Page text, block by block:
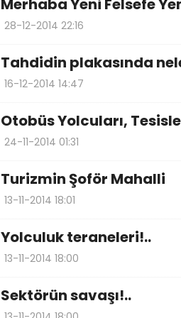
Merhaba Yeni Felsefe
28-12-2014 22:16
Tahdidin plakasında
16-12-2014 14:47
Otobüs Yolcuları,
24-11-2014 01:31
Turizmin Şoför Mahalli
13-11-2014 18:01
Yolculuk teraneleri!..
13-11-2014 18:00
Sektörün savaşı!..